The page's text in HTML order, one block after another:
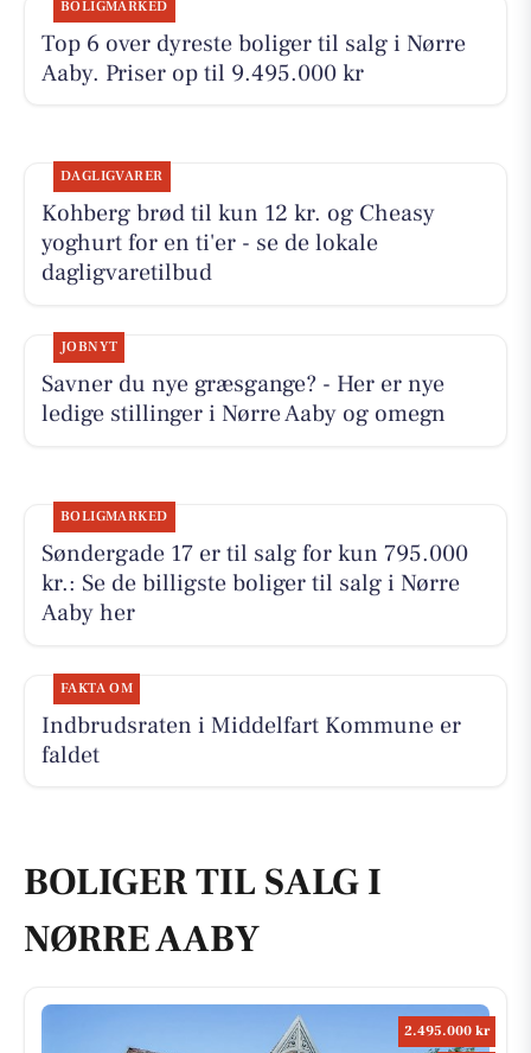
BOLIGMARKED
Top 6 over dyreste boliger til salg i Nørre
Aaby. Priser op til 9.495.000 kr
DAGLIGVARER
Kohberg brød til kun 12 kr. og Cheasy
yoghurt for en ti'er - se de lokale
dagligvaretilbud
JOBNYT
Savner du nye græsgange? - Her er nye
ledige stillinger i Nørre Aaby og omegn
BOLIGMARKED
Søndergade 17 er til salg for kun 795.000
kr.: Se de billigste boliger til salg i Nørre
Aaby her
FAKTA OM
Indbrudsraten i Middelfart Kommune er
faldet
BOLIGER TIL SALG I
NØRRE AABY
2.495.000 kr